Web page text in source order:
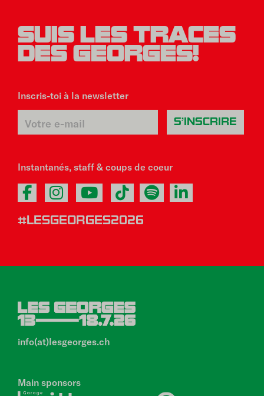
SUIS LES TRACES
DES GEORGES!
Inscris-toi à la newsletter
Instantanés, staff & coups de coeur
#LESGEORGES2026
info(at)lesgeorges.ch
Main sponsors